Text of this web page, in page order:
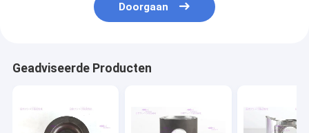
Doorgaan
Geadviseerde Producten